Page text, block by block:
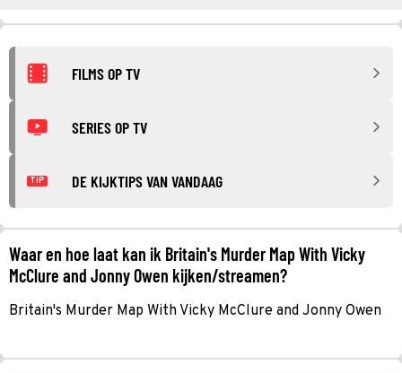
FILMS OP TV
SERIES OP TV
TIP DE KIJKTIPS VAN VANDAAG
Waar en hoe laat kan ik Britain's Murder Map With Vicky
McClure and Jonny Owen kijken/streamen?
Britain's Murder Map With Vicky McClure and Jonny Owen